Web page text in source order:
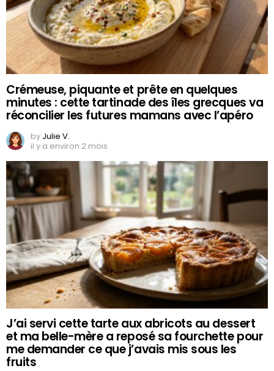
Crémeuse, piquante et prête en quelques
minutes : cette tartinade des îles grecques va
réconcilier les futures mamans avec l’apéro
by Julie V.
il y a environ 2 mois
J’ai servi cette tarte aux abricots au dessert
et ma belle-mère a reposé sa fourchette pour
me demander ce que j’avais mis sous les
fruits